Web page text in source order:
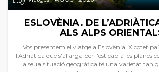
ESLOVÈNIA. DE
ALS ALPS
Vos presentem el viatge a Eslovènia. Xicotet
l'Adriàtica que s'allarga per l'est cap a les planes
la seua situació geogràfica té una varietat tan